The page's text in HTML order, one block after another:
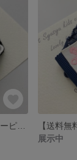
展示中